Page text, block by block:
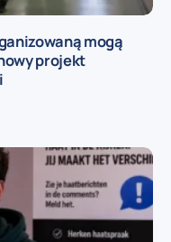
mogą
projekt